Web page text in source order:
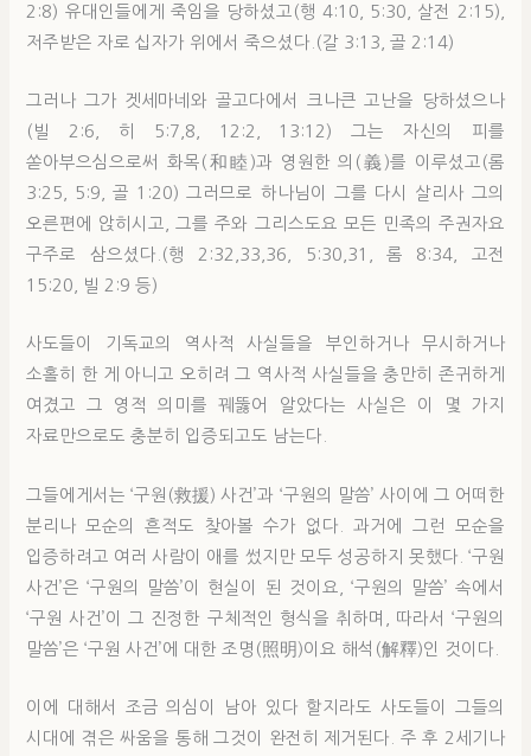
2:8) 유대인들에게 죽임을 당하셨고(행 4:10, 5:30, 살전 2:15),
저주받은 자로 십자가 위에서 죽으셨다.(갈 3:13, 골 2:14)
그러나 그가 겟세마네와 골고다에서 크나큰 고난을 당하셨으나
(빌 2:6, 히 5:7,8, 12:2, 13:12) 그는 자신의 피를
쏟아부으심으로써 화목(和睦)과 영원한 의(義)를 이루셨고(롬
3:25, 5:9, 골 1:20) 그러므로 하나님이 그를 다시 살리사 그의
오른편에 앉히시고, 그를 주와 그리스도요 모든 민족의 주권자요
구주로 삼으셨다.(행 2:32,33,36, 5:30,31, 롬 8:34, 고전
15:20, 빌 2:9 등)
사도들이 기독교의 역사적 사실들을 부인하거나 무시하거나
소홀히 한 게 아니고 오히려 그 역사적 사실들을 충만히 존귀하게
여겼고 그 영적 의미를 꿰뚫어 알았다는 사실은 이 몇 가지
자료만으로도 충분히 입증되고도 남는다.
그들에게서는 ‘구원(救援) 사건’과 ‘구원의 말씀’ 사이에 그 어떠한
분리나 모순의 흔적도 찾아볼 수가 없다. 과거에 그런 모순을
입증하려고 여러 사람이 애를 썼지만 모두 성공하지 못했다. ‘구원
사건’은 ‘구원의 말씀’이 현실이 된 것이요, ‘구원의 말씀’ 속에서
‘구원 사건’이 그 진정한 구체적인 형식을 취하며, 따라서 ‘구원의
말씀’은 ‘구원 사건’에 대한 조명(照明)이요 해석(解釋)인 것이다.
이에 대해서 조금 의심이 남아 있다 할지라도 사도들이 그들의
시대에 겪은 싸움을 통해 그것이 완전히 제거된다. 주 후 2세기나